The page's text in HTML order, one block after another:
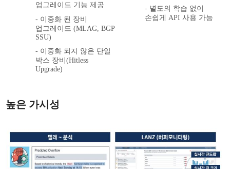
업그레이드 기능 제공
- 이중화 된 장비
업그레이드 (MLAG, BGP
SSU)
- 이중화 되지 않은 단일
박스 장비(Hitless
Upgrade)
- 별도의 학습 없이
손쉽게 API 사용 가능
높은 가시성